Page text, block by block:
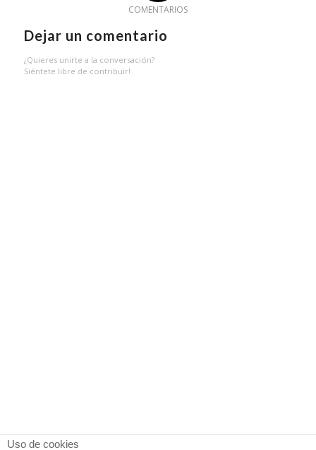
COMENTARIOS
Dejar un comentario
¿Quieres unirte a la conversación?
Siéntete libre de contribuir!
Uso de cookies